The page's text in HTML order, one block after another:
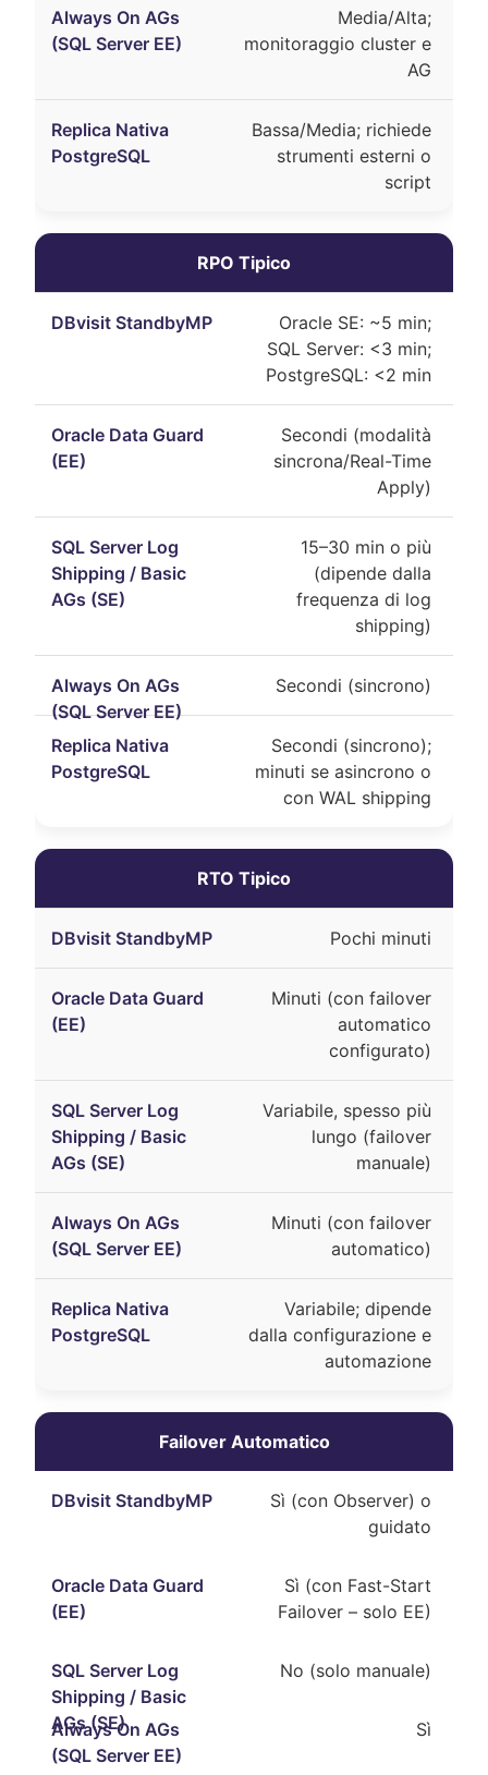
Media/Alta;
monitoraggio cluster e
AG
Bassa/Media; richiede
strumenti esterni o
script
RPO Tipico
Oracle SE: ~5 min;
SQL Server: <3 min;
PostgreSQL: <2 min
Secondi (modalità
sincrona/Real-Time
Apply)
15–30 min o più
(dipende dalla
frequenza di log
shipping)
Secondi (sincrono)
Secondi (sincrono);
minuti se asincrono o
con WAL shipping
RTO Tipico
Pochi minuti
Minuti (con failover
automatico
configurato)
Variabile, spesso più
lungo (failover
manuale)
Minuti (con failover
automatico)
Variabile; dipende
dalla configurazione e
automazione
Failover Automatico
Sì (con Observer) o
guidato
Sì (con Fast-Start
Failover – solo EE)
No (solo manuale)
Sì